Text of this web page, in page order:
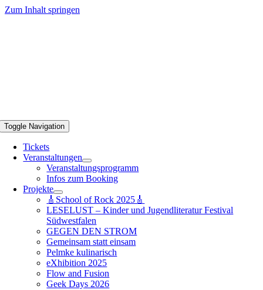
Zum Inhalt springen
Toggle Navigation
Tickets
Veranstaltungen
Veranstaltungsprogramm
Infos zum Booking
Projekte
🎸School of Rock 2025🎸
LESELUST – Kinder und Jugendliteratur Festival
Südwestfalen
GEGEN DEN STROM
Gemeinsam statt einsam
Pelmke kulinarisch
eXhibition 2025
Flow and Fusion
Geek Days 2026